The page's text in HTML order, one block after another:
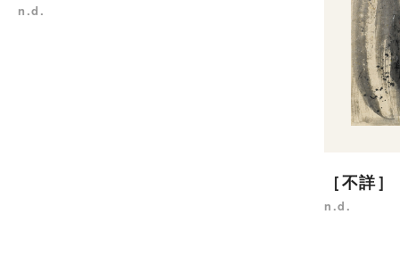
n.d.
［不詳］
n.d.